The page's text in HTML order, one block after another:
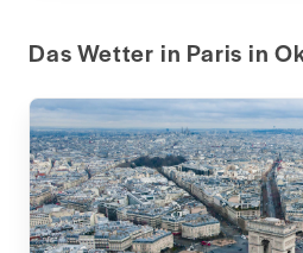
Das Wetter in Paris in